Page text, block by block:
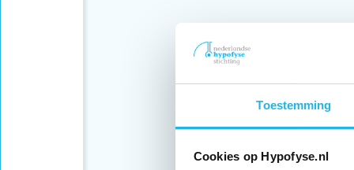
Toestemming
Cookies op Hypofyse.nl